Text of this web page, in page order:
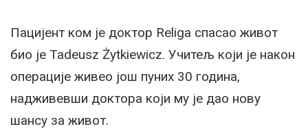
Пацијент ком је доктор Religa спасао живот
био је Tadeusz Żytkiewicz. Учитељ који је након
операције живео још пуних 30 година,
надживевши доктора који му је дао нову
шансу за живот.